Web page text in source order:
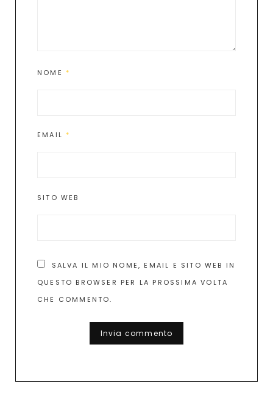
NOME *
EMAIL *
SITO WEB
SALVA IL MIO NOME, EMAIL E SITO WEB IN
QUESTO BROWSER PER LA PROSSIMA VOLTA
CHE COMMENTO.
T